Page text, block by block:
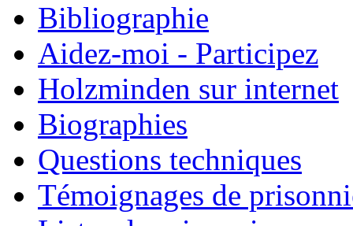
Bibliographie
Aidez-moi - Participez
Holzminden sur internet
Biographies
Questions techniques
Témoignages de